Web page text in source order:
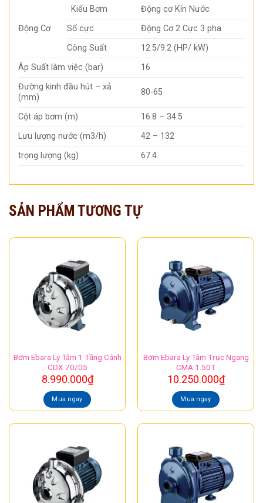
Động Cơ
Kiểu Bơm
Động cơ Kín Nước
Số cực
Động Cơ 2 Cực 3 pha
Công Suất
12.5/9.2 (HP/ kW)
Áp Suất làm việc (bar)
16
Đường kinh đầu hút – xả
(mm)
80-65
Cột áp bơm (m)
16.8 – 34.5
Lưu lượng nước (m3/h)
42 – 132
trọng lượng (kg)
67.4
SẢN PHẨM TƯƠNG TỰ
Bơm Ebara Ly Tâm 1 Tầng Cánh
CDX 70/05
8.990.000₫
Mua ngay
Bơm Ebara Ly Tâm Trục Ngang
CMA 1.50T
10.250.000₫
Mua ngay